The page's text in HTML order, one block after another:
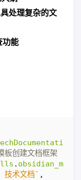
处理复杂的文
功能
.
技术文档` ,